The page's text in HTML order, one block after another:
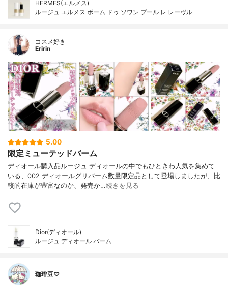
HERMES(エルメス)
ルージュ エルメス ボーム ドゥ ソワン プール レ レーヴル
コスメ好き
Eririn
5.00
限定ミューテッドバーム
ディオール購入品ルージュ ディオールの中でもひときわ人気を集めて
いる、002 ディオールグリバーム数量限定品として登場しましたが、比
較的在庫が豊富なのか、発売か…続きを見る
Dior(ディオール)
ルージュ ディオール バーム
珈琲豆♡